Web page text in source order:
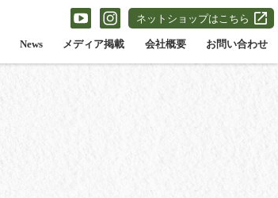
ネットショップはこちら
News メディア掲載 会社概要 お問い合わせ